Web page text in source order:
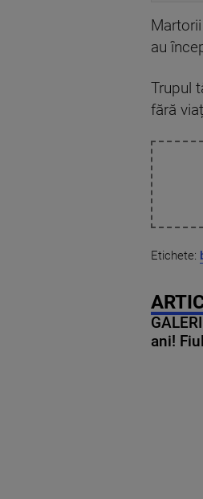
au
Trupul
fără
Etichete:
ani!